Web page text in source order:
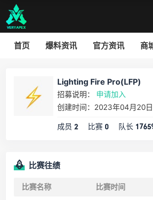
首页 爆料资讯 官方资讯 商
Lighting Fire Pro(LFP)
招募说明： 申请加入
创建时间：2023年04月20日
成员 2 比赛 0 队长
比赛往绩
比赛名称 比赛时间